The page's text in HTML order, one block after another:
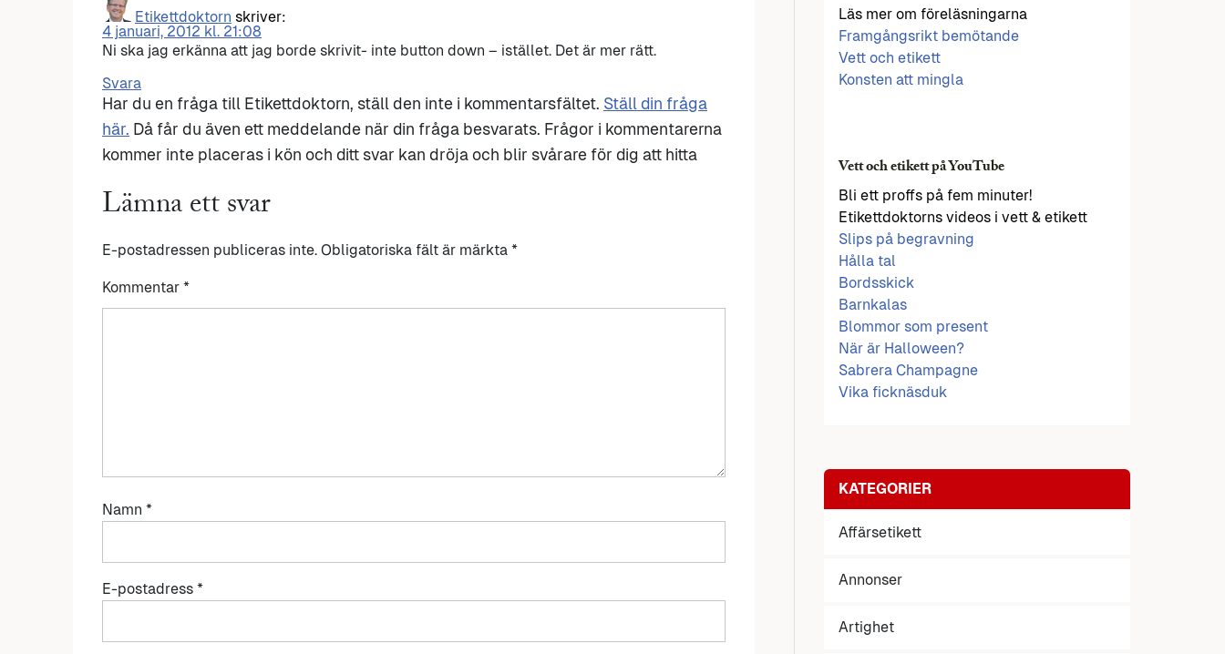
Etikettdoktorn skriver:
4 januari, 2012 kl. 21:08
Ni ska jag erkänna att jag borde skrivit- inte button down – istället. Det är mer rätt.
Svara
Har du en fråga till Etikettdoktorn, ställ den inte i kommentarsfältet. Ställ din fråga
här. Då får du även ett meddelande när din fråga besvarats. Frågor i kommentarerna
kommer inte placeras i kön och ditt svar kan dröja och blir svårare för dig att hitta
Lämna ett svar
E-postadressen publiceras inte. Obligatoriska fält är märkta *
Kommentar *
Namn *
E-postadress *
Läs mer om föreläsningarna
Framgångsrikt bemötande
Vett och etikett
Konsten att mingla
Vett och etikett på YouTube
Bli ett proffs på fem minuter!
Etikettdoktorns videos i vett & etikett
Slips på begravning
Hålla tal
Bordsskick
Barnkalas
Blommor som present
När är Halloween?
Sabrera Champagne
Vika ficknäsduk
KATEGORIER
Affärsetikett
Annonser
Artighet